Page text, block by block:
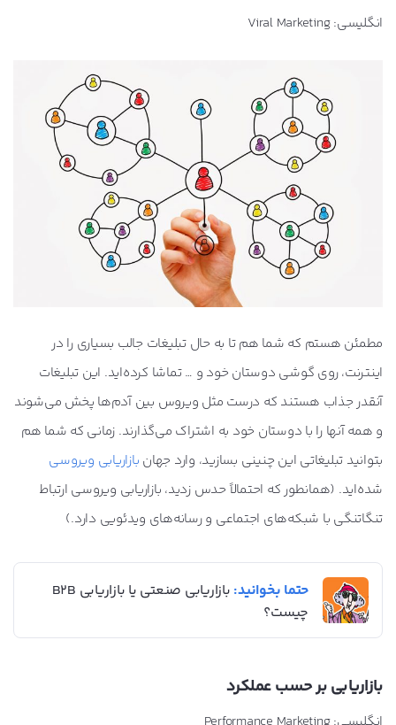
انگلیسی: Viral Marketing
مطمئن هستم که شما هم تا به حال تبلیغات جالب بسیاری را در
اینترنت، روی گوشی دوستان خود و … تماشا کرده‌اید. این تبلیغات
آنقدر جذاب هستند که درست مثل ویروس بین آدم‌ها پخش می‌شوند
و همه آنها را با دوستان خود به اشتراک می‌گذارند. زمانی که شما هم
بتوانید تبلیغاتی این چنینی بسازید، وارد جهان بازاریابی ویروسی
شده‌اید. (همانطور که احتمالاً حدس زدید، بازاریابی ویروسی ارتباط
تنگاتنگی با شبکه‌های اجتماعی و رسانه‌های ویدئویی دارد.)
حتما بخوانید:
بازاریابی صنعتی یا بازاریابی B2B
چیست؟
بازاریابی بر حسب عملکرد